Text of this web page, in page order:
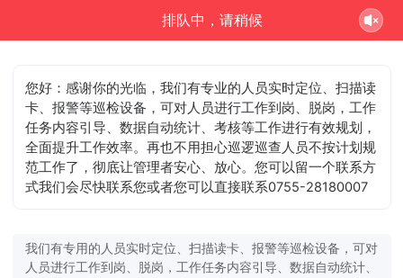
排队中，请稍候
您好：感谢你的光临，我们有专业的人员实时定位、扫描读
卡、报警等巡检设备，可对人员进行工作到岗、脱岗，工作
任务内容引导、数据自动统计、考核等工作进行有效规划，
全面提升工作效率。再也不用担心巡逻巡查人员不按计划规
范工作了，彻底让管理者安心、放心。您可以留一个联系方
式我们会尽快联系您或者您可以直接联系0755-28180007
我们有专用的人员实时定位、扫描读卡、报警等巡检设备，可对
人员进行工作到岗、脱岗，工作任务内容引导、数据自动统计、